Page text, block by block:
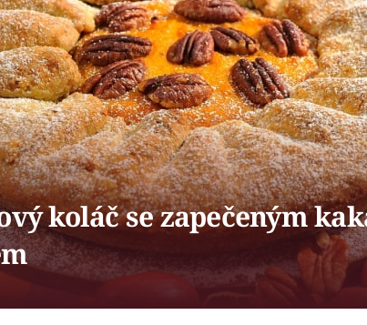
koláč se zapečeným